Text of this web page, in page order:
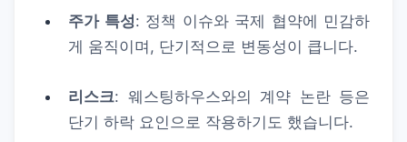
주가 특성: 정책 이슈와 국제 협약에 민감하
게 움직이며, 단기적으로 변동성이 큽니다.
리스크: 웨스팅하우스와의 계약 논란 등은
단기 하락 요인으로 작용하기도 했습니다.